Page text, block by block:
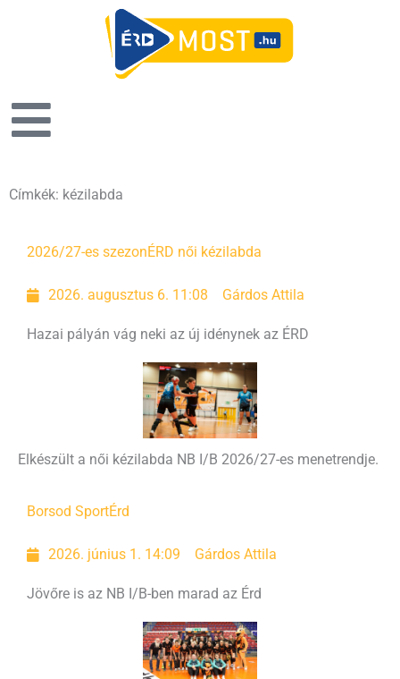
Címkék: kézilabda
2026/27-es szezonÉRD női kézilabda
2026. augusztus 6. 11:08 Gárdos Attila
Hazai pályán vág neki az új idénynek az ÉRD
Elkészült a női kézilabda NB I/B 2026/27-es menetrendje.
Borsod SportÉrd
2026. június 1. 14:09 Gárdos Attila
Jövőre is az NB I/B-ben marad az Érd